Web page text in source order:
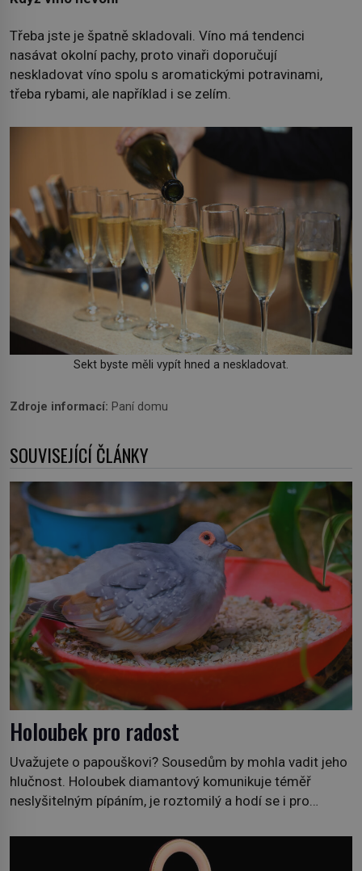
Třeba jste je špatně skladovali. Víno má tendenci
nasávat okolní pachy, proto vinaři doporučují
neskladovat víno spolu s aromatickými potravinami,
třeba rybami, ale například i se zelím.
Sekt byste měli vypít hned a neskladovat.
Zdroje informací: Paní domu
SOUVISEJÍCÍ ČLÁNKY
Holoubek pro radost
Uvažujete o papouškovi? Sousedům by mohla vadit jeho
hlučnost. Holoubek diamantový komunikuje téměř
neslyšitelným pípáním, je roztomilý a hodí se i pro
klidného ptáčka, který většinu dne jen posedává. Hodně
času tráví na zemi, kde sbírá zbytky semínek Jeho